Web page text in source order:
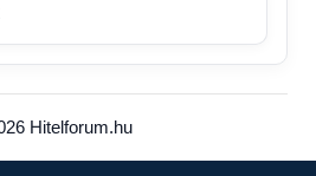
Hitelforum.hu